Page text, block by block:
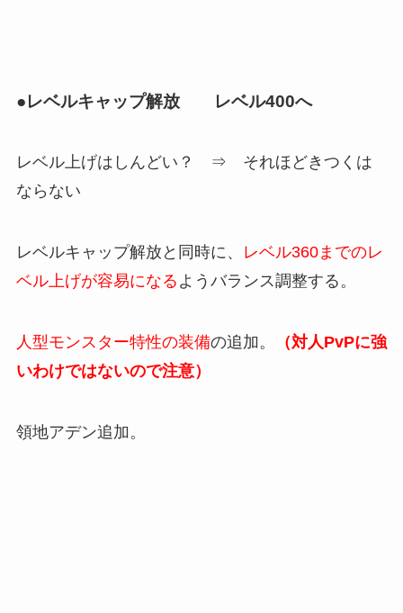
●レベルキャップ解放 レベル400へ
レベル上げはしんどい？ ⇒ それほどきつくは
ならない
レベルキャップ解放と同時に、
レベル360までのレ
ベル上げが容易になる ようバランス調整する。
人型モンスター特性の装備の追加。
（対人PvPに強
いわけではないので注意）
領地アデン追加。